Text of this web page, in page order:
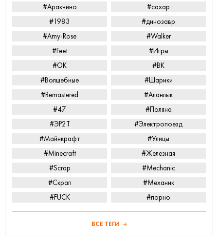
#Аракчино
#сахар
#1983
#динозавр
#Amy-Rose
#Walker
#Feet
#Игры
#ОК
#ВК
#Волшебные
#Шарики
#Remastered
#Аланлык
#47
#Поляна
#ЭР2Т
#Электропоезд
#Майнкрафт
#Улицы
#Minecraft
#Железная
#Scrap
#Mechanic
#Скрап
#Механик
#FUCK
#порно
ВСЕ ТЕГИ